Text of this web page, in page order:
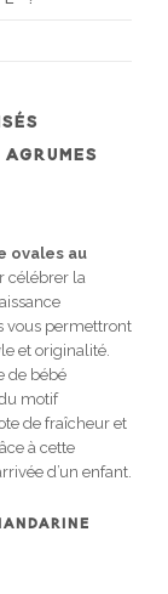
ovales au
célébrer la
vous permettront
et originalité.
de bébé
motif
de fraîcheur et
à cette
d’un enfant.